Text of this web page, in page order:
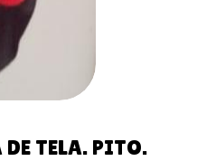
DE TELA. PITO.